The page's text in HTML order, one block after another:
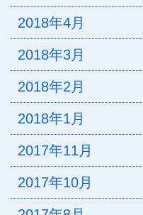
2018年4月
2018年3月
2018年2月
2018年1月
2017年11月
2017年10月